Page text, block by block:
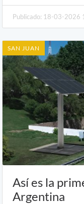
Publicado: 18-03-2026
SAN JUAN
Así es la
Argentina